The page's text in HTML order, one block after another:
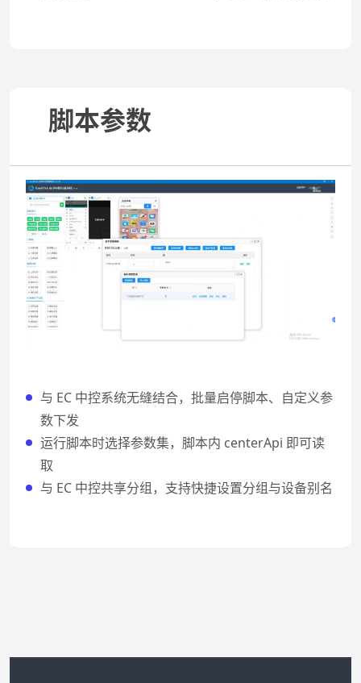
脚本参数
与 EC 中控系统无缝结合，批量启停脚本、自定义参
数下发
运行脚本时选择参数集，脚本内 centerApi 即可读
取
与 EC 中控共享分组，支持快捷设置分组与设备别名